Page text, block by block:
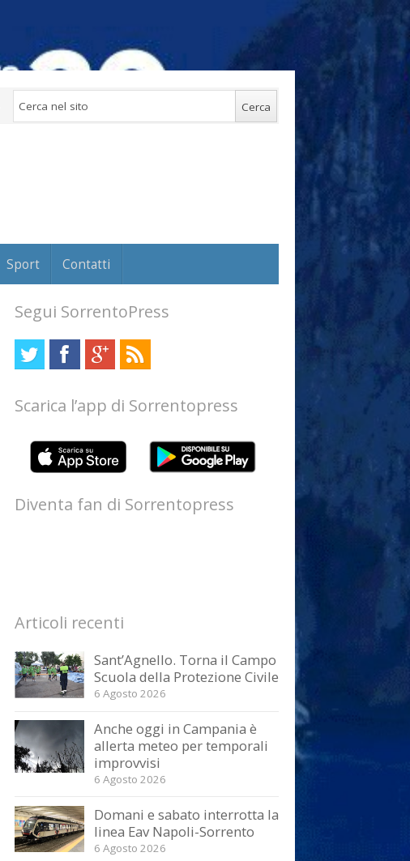
Sport Contatti
Segui SorrentoPress
Scarica l’app di Sorrentopress
Diventa fan di Sorrentopress
Articoli recenti
Sant’Agnello. Torna il Campo
Scuola della Protezione Civile
6 Agosto 2026
Anche oggi in Campania è
allerta meteo per temporali
improvvisi
6 Agosto 2026
Domani e sabato interrotta la
linea Eav Napoli-Sorrento
6 Agosto 2026